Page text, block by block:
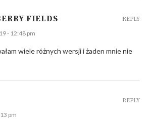
FIELDS
- 12:48 pm
wiele różnych wersji i żaden mnie nie
REPLY
pm
REPLY